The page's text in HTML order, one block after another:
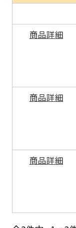
商品詳細
商品詳細
商品詳細